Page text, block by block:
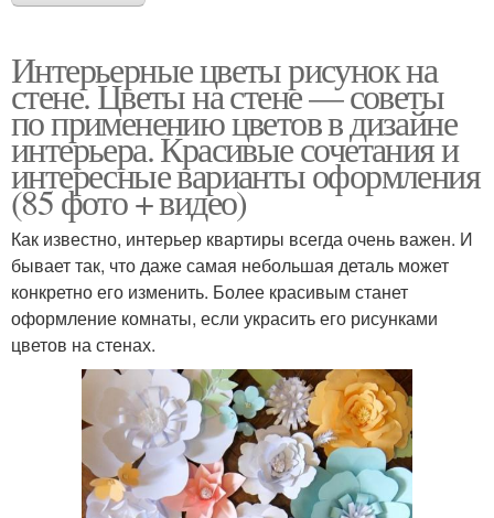
Интерьерные цветы рисунок на
стене. Цветы на стене — советы
по применению цветов в дизайне
интерьера. Красивые сочетания и
интересные варианты оформления
(85 фото + видео)
Как известно, интерьер квартиры всегда очень важен. И
бывает так, что даже самая небольшая деталь может
конкретно его изменить. Более красивым станет
оформление комнаты, если украсить его рисунками
цветов на стенах.